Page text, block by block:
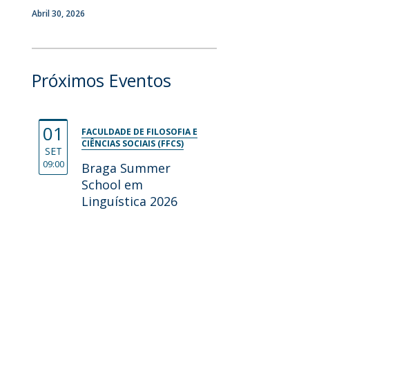
Abril 30, 2026
Próximos Eventos
01
SET
09:00
FACULDADE DE FILOSOFIA E
CIÊNCIAS SOCIAIS (FFCS)
Braga Summer
School em
Linguística 2026